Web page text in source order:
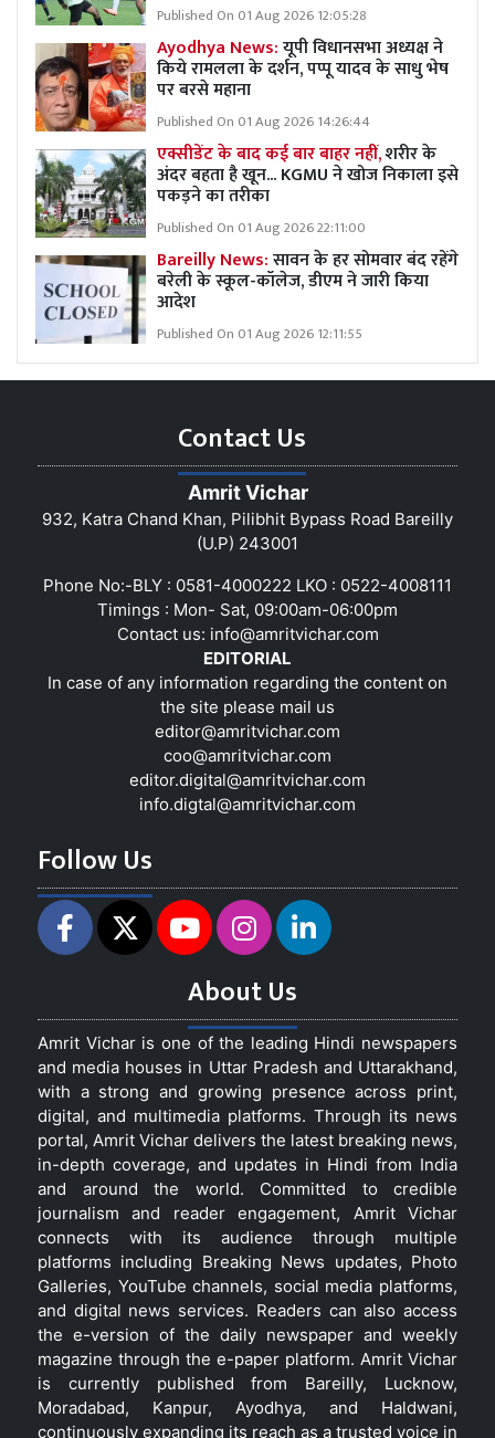
Published On 01 Aug 2026 12:05:28
Ayodhya News:यूपी विधानसभा अध्यक्ष ने
किये रामलला के दर्शन, पप्पू यादव के साधु भेष
पर बरसे महाना
Published On 01 Aug 2026 14:26:44
एक्सीडेंट के बाद कई बार बाहर नहीं,शरीर के
अंदर बहता है खून... KGMU ने खोज निकाला इसे
पकड़ने का तरीका
Published On 01 Aug 2026 22:11:00
Bareilly News:सावन के हर सोमवार बंद रहेंगे
बरेली के स्कूल-कॉलेज, डीएम ने जारी किया
आदेश
Published On 01 Aug 2026 12:11:55
Contact Us
Amrit Vichar
932, Katra Chand Khan, Pilibhit Bypass Road Bareilly
(U.P) 243001
Phone No:-BLY : 0581-4000222 LKO : 0522-4008111
Timings : Mon- Sat, 09:00am-06:00pm
Contact us: info@amritvichar.com
EDITORIAL
In case of any information regarding the content on
the site please mail us
editor@amritvichar.com
coo@amritvichar.com
editor.digital@amritvichar.com
info.digtal@amritvichar.com
Follow Us
About Us
Amrit Vichar is one of the leading Hindi newspapers
and media houses in Uttar Pradesh and Uttarakhand,
with a strong and growing presence across print,
digital, and multimedia platforms. Through its news
portal, Amrit Vichar delivers the latest breaking news,
in-depth coverage, and updates in Hindi from India
and around the world. Committed to credible
journalism and reader engagement, Amrit Vichar
connects with its audience through multiple
platforms including Breaking News updates, Photo
Galleries, YouTube channels, social media platforms,
and digital news services. Readers can also access
the e-version of the daily newspaper and weekly
magazine through the e-paper platform. Amrit Vichar
is currently published from Bareilly, Lucknow,
Moradabad, Kanpur, Ayodhya, and Haldwani,
continuously expanding its reach as a trusted voice in